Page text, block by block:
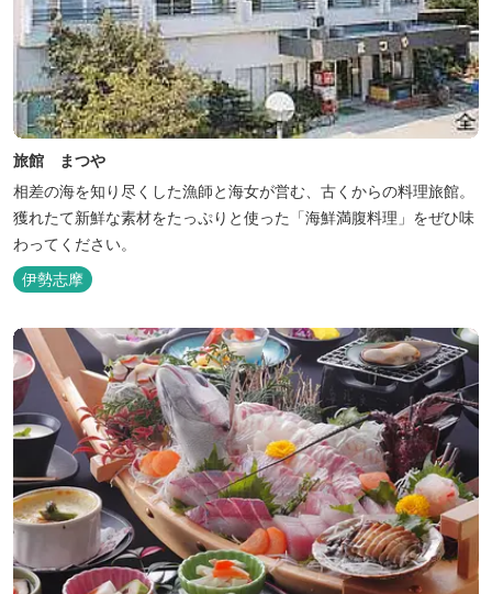
旅館 まつや
相差の海を知り尽くした漁師と海女が営む、古くからの料理旅館。
獲れたて新鮮な素材をたっぷりと使った「海鮮満腹料理」をぜひ味
わってください。
伊勢志摩